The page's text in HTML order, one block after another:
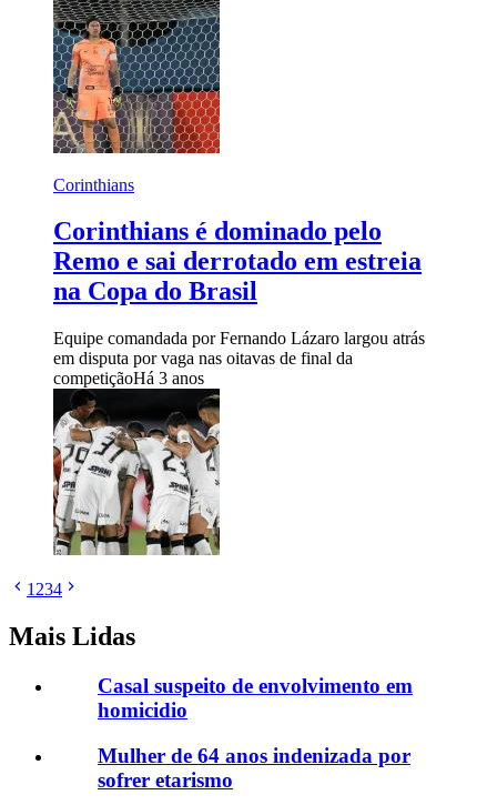
Corinthians
Corinthians é dominado pelo
Remo e sai derrotado em estreia
na Copa do Brasil
Equipe comandada por Fernando Lázaro largou atrás
em disputa por vaga nas oitavas de final da
competiçãoHá 3 anos
1 234
Mais Lidas
Casal suspeito de envolvimento em
homicidio
Mulher de 64 anos indenizada por
sofrer etarismo